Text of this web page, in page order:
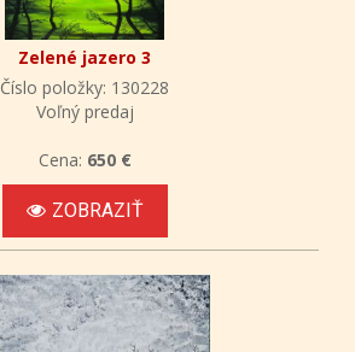
Zelené jazero 3
Číslo položky: 130228
Voľný predaj
Cena: 650 €
ZOBRAZIŤ